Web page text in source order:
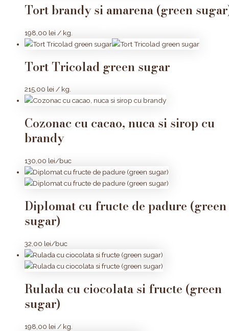
Tort brandy si amarena (green
198,00 lei / kg.
Tort Tricolad green sugar
215,00 lei / kg.
Cozonac cu cacao, nuca si sirop cu
brandy
130,00 lei/buc
Diplomat cu fructe de padure (green
sugar)
32,00 lei/buc
Rulada cu ciocolata si fructe (green
sugar)
198,00 lei / kg.